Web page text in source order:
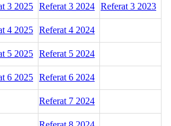
3 2025 Referat 3 2024 Referat 3 2023
4 2025 Referat 4 2024
5 2025 Referat 5 2024
6 2025 Referat 6 2024
Referat 7 2024